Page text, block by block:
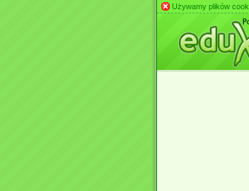
Używamy plików